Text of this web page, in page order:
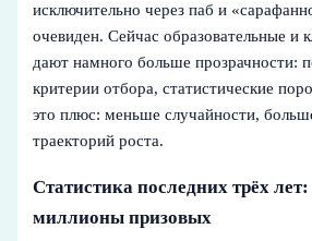
исключительно через паб и
очевиден. Сейчас образовательные и
дают намного больше прозрачности:
критерии отбора, статистические
это плюс: меньше случайности,
траекторий роста.
Статистика последних трёх
миллионы призовых